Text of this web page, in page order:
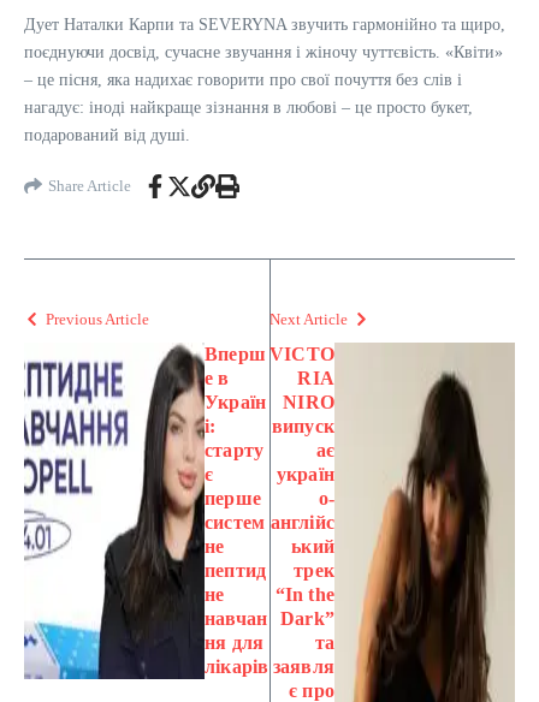
Дует Наталки Карпи та SEVERYNA звучить гармонійно та щиро,
поєднуючи досвід, сучасне звучання і жіночу чуттєвість. «Квіти»
– це пісня, яка надихає говорити про свої почуття без слів і
нагадує: іноді найкраще зізнання в любові – це просто букет,
подарований від душі.
Share Article
Previous Article
Вперш
е в
Україн
і:
старту
є
перше
систем
не
пептид
не
навчан
ня для
лікарів
Next Article
VICTO
RIA
NIRO
випуск
ає
україн
о-
англійс
ький
трек
“In the
Dark”
та
заявля
є про